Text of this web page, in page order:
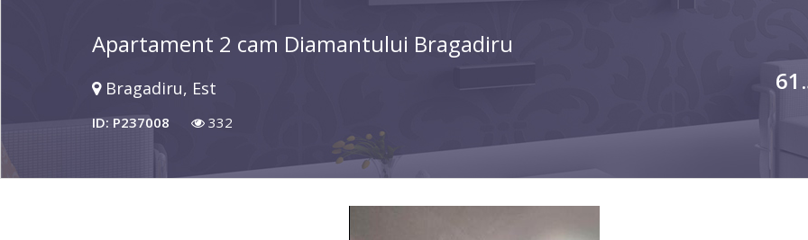
Apartament 2 cam Diamantului Bragadiru
Bragadiru, Est
ID: P237008 332